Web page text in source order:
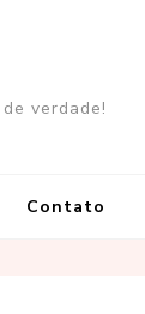
verdade!
Contato